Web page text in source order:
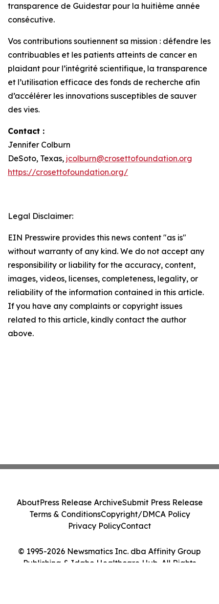
transparence de Guidestar pour la huitième année
consécutive.
Vos contributions soutiennent sa mission : défendre les
contribuables et les patients atteints de cancer en
plaidant pour l’intégrité scientifique, la transparence
et l’utilisation efficace des fonds de recherche afin
d’accélérer les innovations susceptibles de sauver
des vies.
Contact :
Jennifer Colburn
DeSoto, Texas, jcolburn@crosettofoundation.org
https://crosettofoundation.org/
Legal Disclaimer:
EIN Presswire provides this news content "as is"
without warranty of any kind. We do not accept any
responsibility or liability for the accuracy, content,
images, videos, licenses, completeness, legality, or
reliability of the information contained in this article.
If you have any complaints or copyright issues
related to this article, kindly contact the author
above.
© 1995-2026 Newsmatics Inc. dba Affinity Group
Publishing & Idaho Healthcare Hub. All Rights
AboutPress Release ArchiveSubmit Press Release
Terms & ConditionsCopyright/DMCA Policy
Privacy PolicyContact